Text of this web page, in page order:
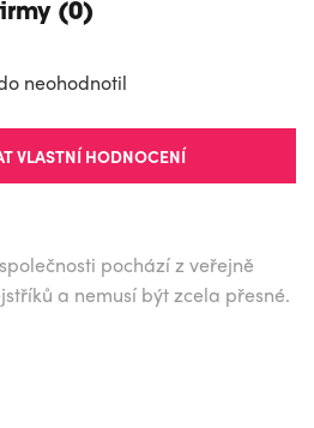
(0)
neohodnotil
VLASTNÍ HODNOCENÍ
pochází z veřejně
a nemusí být zcela přesné.